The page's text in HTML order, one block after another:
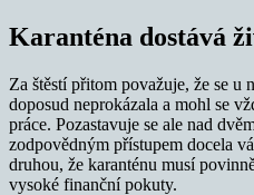
Karanténa dostává
Za štěstí přitom považuje, že se u
doposud neprokázala a mohl se
práce. Pozastavuje se ale nad
zodpovědným přístupem docela
druhou, že karanténu musí
vysoké finanční pokuty.